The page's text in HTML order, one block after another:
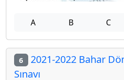
A B C
6 2021-2022 Bahar
Sınavı